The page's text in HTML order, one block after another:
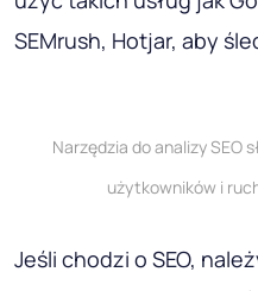
SEMrush, Hotjar, aby